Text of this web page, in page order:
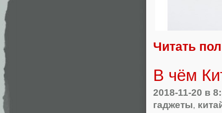
Читать
В чём
2018-11-20 в
гаджеты,